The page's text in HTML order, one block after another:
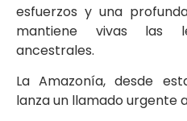
esfuerzos y una
mantiene vivas las
ancestrales.
La Amazonía, desde
lanza un llamado urgente